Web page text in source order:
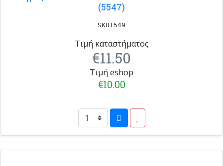
(5547)
SKU1549
Τιμή καταστήματος
€11.50
Τιμή eshop
€10.00